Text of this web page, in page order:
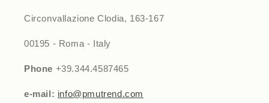
Circonvallazione Clodia, 163-167
00195 - Roma - Italy
Phone +39.344.4587465
e-mail: info@pmutrend.com